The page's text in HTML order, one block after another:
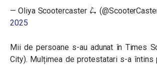
— Oliya Scootercaster 🛴
2025
Mii de persoane s-au adunat în Times
City). Mulțimea de protestatari s-a